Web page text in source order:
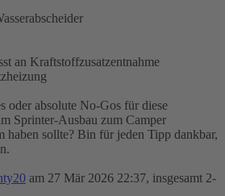
an Kraftstoffzusatzentnahme
oder absolute No-Gos für diese
Sprinter-Ausbau zum Camper
haben sollte? Bin für jeden Tipp dankbar,
am 27 Mär 2026 22:37, insgesamt 2-